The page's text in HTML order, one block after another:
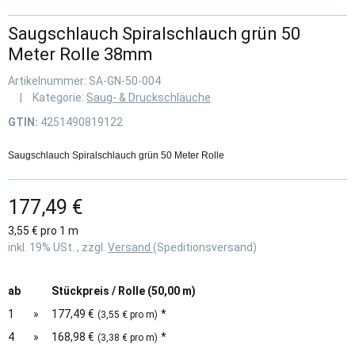
Saugschlauch Spiralschlauch grün 50
Meter Rolle 38mm
Artikelnummer: SA-GN-50-004
Kategorie: Saug- & Druckschläuche
GTIN: 4251490819122
Saugschlauch Spiralschlauch grün 50 Meter Rolle
177,49 €
3,55 € pro 1 m
inkl. 19% USt. , zzgl. Versand (Speditionsversand)
ab
Stückpreis / Rolle (50,00 m)
1
» 177,49 € (3,55 € pro m) *
4
» 168,98 € (3,38 € pro m) *